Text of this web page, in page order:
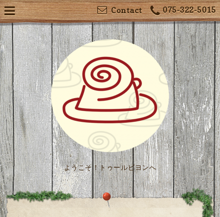
075-322-5015
Contact
ようこそ！トゥールビヨンへ